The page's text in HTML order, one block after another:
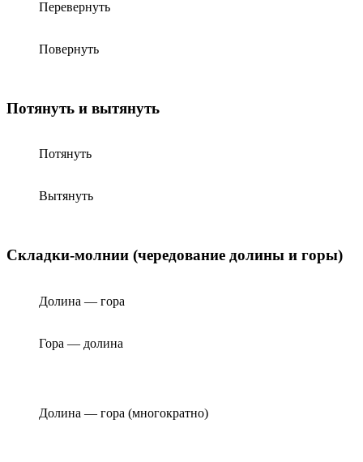
Перевернуть
Повернуть
Потянуть и вытянуть
Потянуть
Вытянуть
Складки-молнии (чередование долины и горы)
Долина — гора
Гора — долина
Долина — гора (многократно)